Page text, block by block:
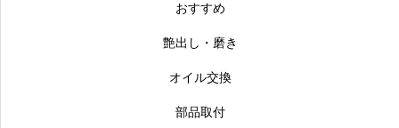
おすすめ
艶出し・磨き
オイル交換
部品取付